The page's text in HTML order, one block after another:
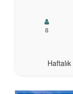
8
Haftalık